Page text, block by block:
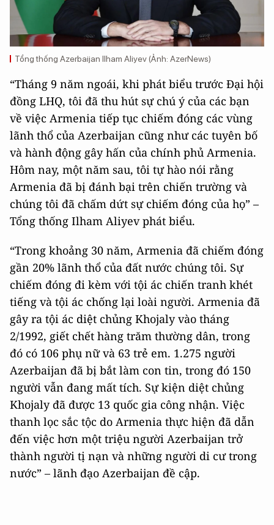
Tổng thống Azerbaijan Ilham Aliyev (Ảnh: AzerNews)
“Tháng 9 năm ngoái, khi phát biểu trước Đại hội
đồng LHQ, tôi đã thu hút sự chú ý của các bạn
về việc Armenia tiếp tục chiếm đóng các vùng
lãnh thổ của Azerbaijan cũng như các tuyên bố
và hành động gây hấn của chính phủ Armenia.
Hôm nay, một năm sau, tôi tự hào nói rằng
Armenia đã bị đánh bại trên chiến trường và
chúng tôi đã chấm dứt sự chiếm đóng của họ” –
Tổng thống Ilham Aliyev phát biểu.
“Trong khoảng 30 năm, Armenia đã chiếm đóng
gần 20% lãnh thổ của đất nước chúng tôi. Sự
chiếm đóng đi kèm với tội ác chiến tranh khét
tiếng và tội ác chống lại loài người. Armenia đã
gây ra tội ác diệt chủng Khojaly vào tháng
2/1992, giết chết hàng trăm thường dân, trong
đó có 106 phụ nữ và 63 trẻ em. 1.275 người
Azerbaijan đã bị bắt làm con tin, trong đó 150
người vẫn đang mất tích. Sự kiện diệt chủng
Khojaly đã được 13 quốc gia công nhận. Việc
thanh lọc sắc tộc do Armenia thực hiện đã dẫn
đến việc hơn một triệu người Azerbaijan trở
thành người tị nạn và những người di cư trong
nước” – lãnh đạo Azerbaijan đề cập.